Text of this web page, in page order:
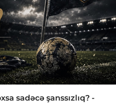
sadəcə şanssızlıq? -